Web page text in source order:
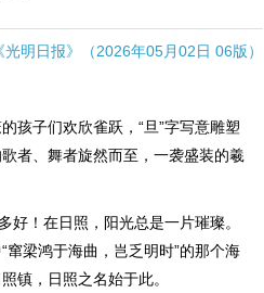
《光明日报》（2026年05月02日 06版）
子们欢欣雀跃，“旦”字写意雕塑
者、舞者旋然而至，一袭盛装的羲
！在日照，阳光总是一片璀璨。
梁鸿于海曲，岂乏明时”的那个海
镇，日照之名始于此。